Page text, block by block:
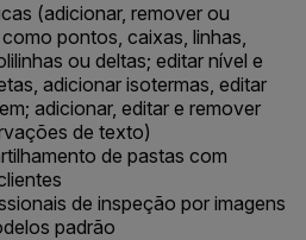
(adicionar, remover ou
pontos, caixas, linhas,
ou deltas; editar nível e
adicionar isotermas, editar
adicionar, editar e remover
de texto)
de pastas com
de inspeção por imagens
padrão